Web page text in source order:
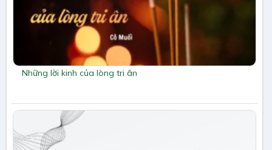
Những lời kinh của lòng tri ân